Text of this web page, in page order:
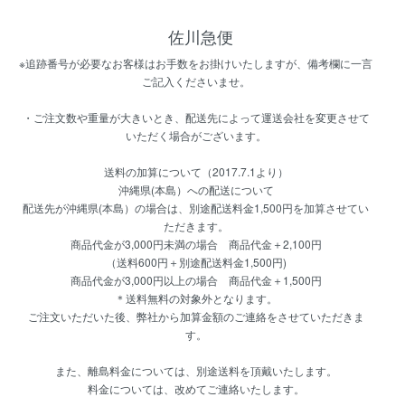
佐川急便
※追跡番号が必要なお客様はお手数をお掛けいたしますが、備考欄に一言
ご記入くださいませ。
・ご注文数や重量が大きいとき、配送先によって運送会社を変更させて
いただく場合がございます。
送料の加算について（2017.7.1より）
沖縄県(本島）への配送について
配送先が沖縄県(本島）の場合は、別途配送料金1,500円を加算させてい
ただきます。
商品代金が3,000円未満の場合 商品代金＋2,100円
（送料600円＋別途配送料金1,500円)
商品代金が3,000円以上の場合 商品代金＋1,500円
＊送料無料の対象外となります。
ご注文いただいた後、弊社から加算金額のご連絡をさせていただきま
す。
また、離島料金については、別途送料を頂戴いたします。
料金については、改めてご連絡いたします。